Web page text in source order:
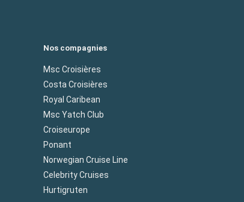
Nos compagnies
Msc Croisières
Costa Croisières
Royal Caribean
Msc Yatch Club
Croiseurope
Ponant
Norwegian Cruise Line
Celebrity Cruises
Hurtigruten